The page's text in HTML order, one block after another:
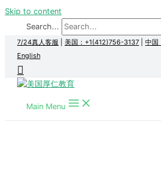
Skip to content
Search...
7/24真人客服 美国：+1(412)756-3137 中国
English
Main Menu